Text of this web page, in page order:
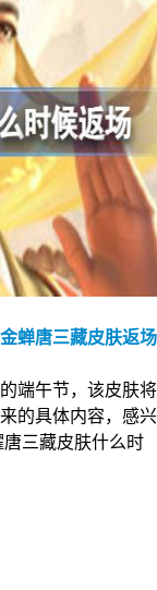
蝉唐三藏皮肤返场
端午节，该皮肤将
的具体内容，感兴
三藏皮肤什么时